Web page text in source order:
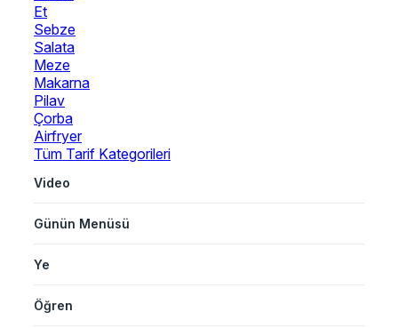
Et
Sebze
Salata
Meze
Makarna
Pilav
Çorba
Airfryer
Tüm Tarif Kategorileri
Video
Günün Menüsü
Ye
Öğren